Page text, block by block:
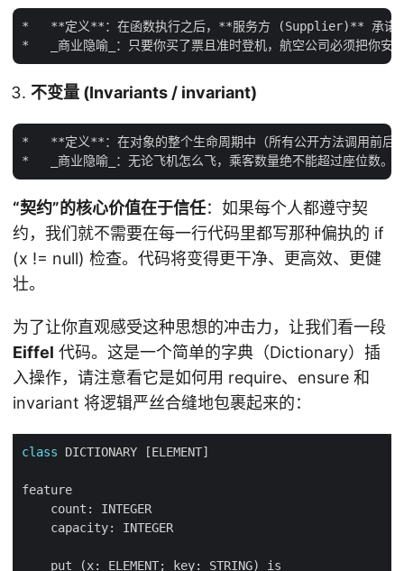
*   **定义**：在函数执行之后，**服务方 (Supplier)** 承诺必
不变量 (Invariants / invariant)
*   **定义**：在对象的整个生命周期中（所有公开方法调用前后
“契约”的核心价值在于信任：如果每个人都遵守契
约，我们就不需要在每一行代码里都写那种偏执的 if
(x != null) 检查。代码将变得更干净、更高效、更健
壮。
为了让你直观感受这种思想的冲击力，让我们看一段
Eiffel 代码。这是一个简单的字典（Dictionary）插
入操作，请注意看它是如何用 require、ensure 和
invariant 将逻辑严丝合缝地包裹起来的：
class